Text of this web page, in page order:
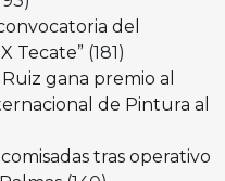
del
Tecate” (181)
gana premio al
de Pintura al
tras operativo